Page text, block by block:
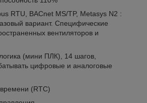
RTU, BACnet MS/TP, Metasys N2 :
вариант. Специфические
вентиляторов и
(мини ПЛК), 14 шагов,
цифровые и аналоговые
(RTC)